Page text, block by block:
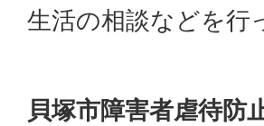
生活の相談などを行
貝塚市障害者虐待防